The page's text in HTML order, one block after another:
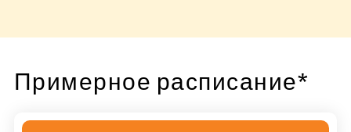
Примерное расписание*